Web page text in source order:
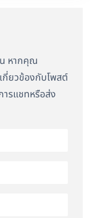
น หากคุณ
กี่ยวข้องกับโพสต์
ารแชทหรือส่ง